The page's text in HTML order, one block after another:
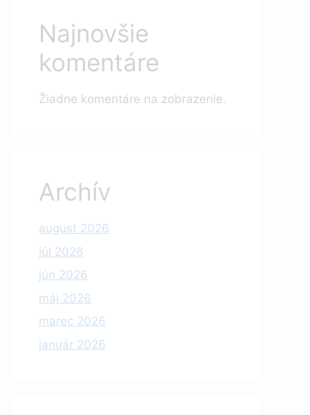
Najnovšie
komentáre
Žiadne komentáre na zobrazenie.
Archív
august 2026
júl 2026
jún 2026
máj 2026
marec 2026
január 2026